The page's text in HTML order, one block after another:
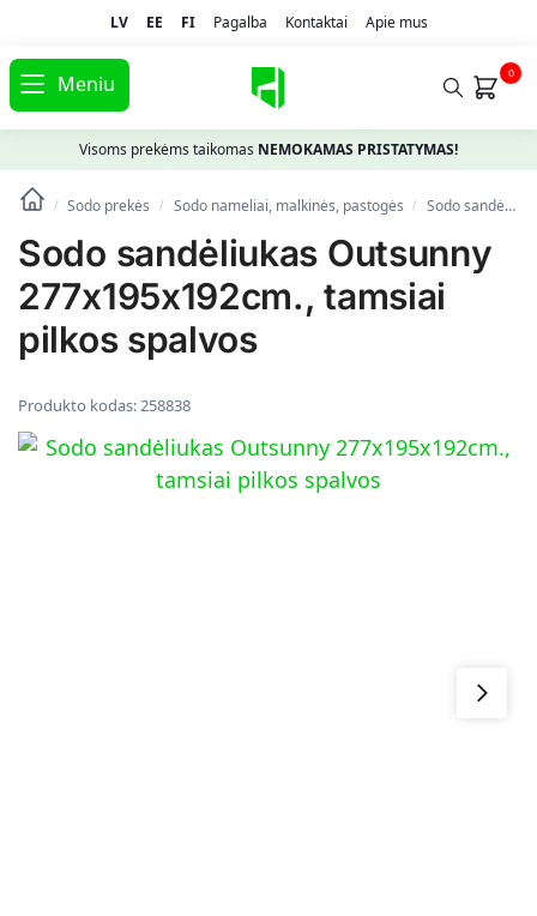
LV EE FI Pagalba Kontaktai Apie mus
Meniu 0
Visoms prekėms taikomas NEMOKAMAS PRISTATYMAS!
/ Sodo prekės / Sodo nameliai, malkinės, pastogės / Sodo sandėliukas Outsunny 277x195x192cm., tamsiai pilkos spalvos
Sodo sandėliukas Outsunny
277x195x192cm., tamsiai
pilkos spalvos
Produkto kodas:258838